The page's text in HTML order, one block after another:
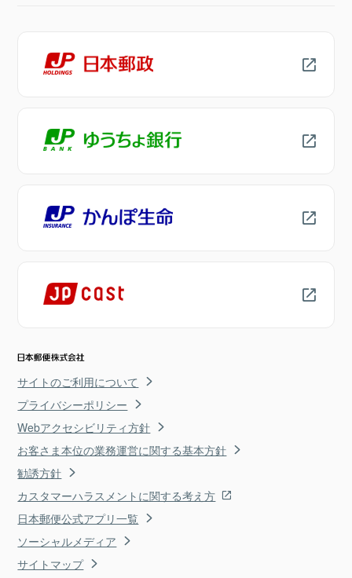
サイトのご利用について
プライバシーポリシー
Webアクセシビリティ方針
お客さま本位の業務運営に関する基本方針
勧誘方針
カスタマーハラスメントに関する考え方
日本郵便公式アプリ一覧
ソーシャルメディア
サイトマップ